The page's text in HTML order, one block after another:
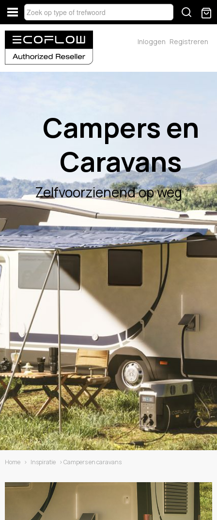
Inloggen Registreren
Campers en
Caravans
Zelfvoorzienend op weg
Home › Inspiratie › Campers en caravans